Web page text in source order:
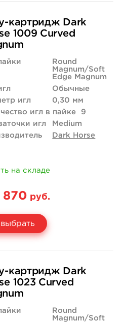
картридж Dark
1009 Curved
Round
Magnum/Soft
Edge Magnum
Обычные
игл
0,30 мм
игл в пайке
9
игл
Medium
Dark Horse
на складе
870 руб.
выбрать
картридж Dark
1023 Curved
Round
Magnum/Soft